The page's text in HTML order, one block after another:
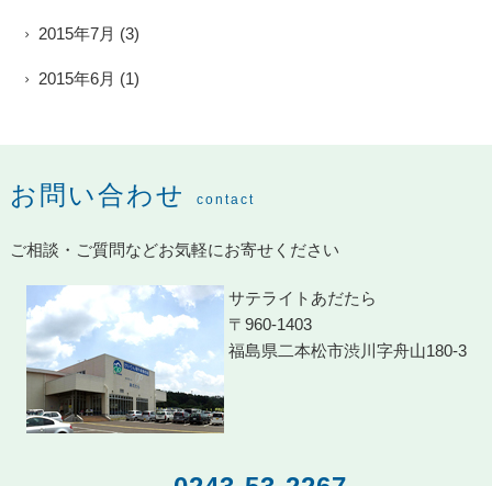
2015年7月 (3)
2015年6月 (1)
お問い合わせ contact
ご相談・ご質問などお気軽にお寄せください
サテライトあだたら
〒960-1403
福島県二本松市渋川字舟山180-3